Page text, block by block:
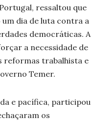
ressaltou que
dia de luta contra a
democráticas. A
a necessidade de
reformas trabalhista e
Temer.
e pacífica, participou
os